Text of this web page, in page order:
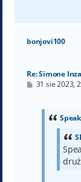
bonjovi100
Re: Simone
P31 sie 2023,